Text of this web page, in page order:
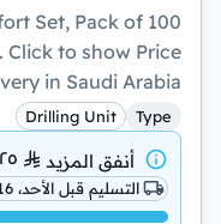
Set, Pack of 100
Click to show Price
in Saudi Arabia
Type
Drilling Unit
أنفق المزيد
التسليم قبل الأحد، 16 أغسطس